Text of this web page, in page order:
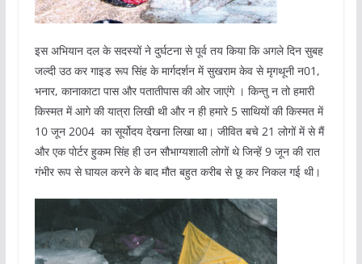
इस अभियान दल के सदस्‍यों ने दुर्घटना से पूर्व तय किया कि अगले दिन सुबह
जल्‍दी उठ कर गाइड रूप सिंह के मार्गदर्शन में सुखराम केव से मृगथूनी न01,
भनार, कानाकाटा पास और पतातीपास की ओर जाएंगे । किन्तु न तो हमारी
किस्‍मत में आगे की यात्रा लिखी थी और न ही हमारे 5 साथियों की किस्‍मत में
10 जून 2004 का सूर्योदय देखना लिखा था। जीवित बचे 21 लोगों में से मैं
और एक पोर्टर हुकम सिंह ही उन सौभाग्यशाली लोगों थे जिन्‍हें 9 जून की रात
गंभीर रूप से घायल करने के बाद मौत बहुत करीब से छू कर निकल गई थी।